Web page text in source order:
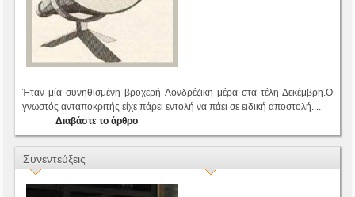
Ήταν μία συνηθισμένη βροχερή Λονδρέζικη μέρα στα τέλη Δεκέμβρη.Ο
γνωστός ανταποκριτής είχε πάρει εντολή να πάει σε ειδική αποστολή....
Διαβάστε το άρθρο
Συνεντεύξεις